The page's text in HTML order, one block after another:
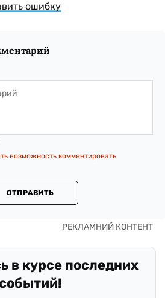
ошибку
возможность комментировать
ОТПРАВИТЬ
в курсе последних